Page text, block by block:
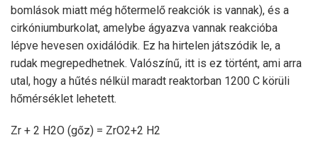
bomlások miatt még hőtermelő reakciók is vannak), és a
cirkóniumburkolat, amelybe ágyazva vannak reakcióba
lépve hevesen oxidálódik. Ez ha hirtelen játszódik le, a
rudak megrepedhetnek. Valószínű, itt is ez történt, ami arra
utal, hogy a hűtés nélkül maradt reaktorban 1200 C körüli
hőmérséklet lehetett.
Zr + 2 H2O (gőz) = ZrO2+2 H2